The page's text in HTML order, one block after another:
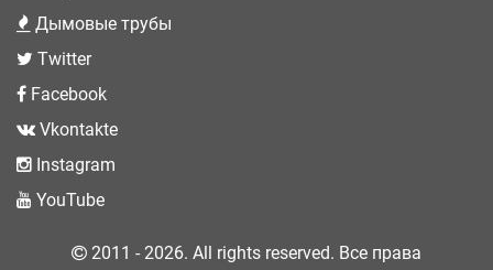
Дымовые трубы
Twitter
Facebook
Vkontakte
Instagram
YouTube
2011 - 2026. All rights reserved. Все права